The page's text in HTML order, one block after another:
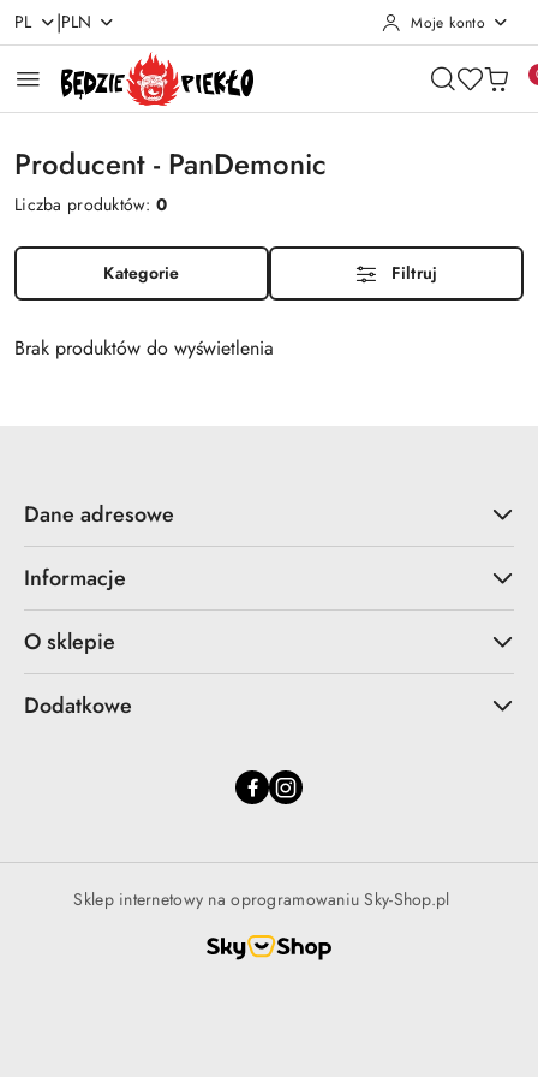
Przejdź do treści głównej
Przejdź do wyszukiwarki
Przejdź do moje konto
Przejdź do menu głównego
Przejdź do stopki
PL |PLN Moje konto
Producent - PanDemonic
Liczba produktów:0
Kategorie Filtruj
Brak produktów do wyświetlenia
Dane adresowe
Informacje
O sklepie
Dodatkowe
Sklep internetowy na oprogramowaniu Sky-Shop.pl